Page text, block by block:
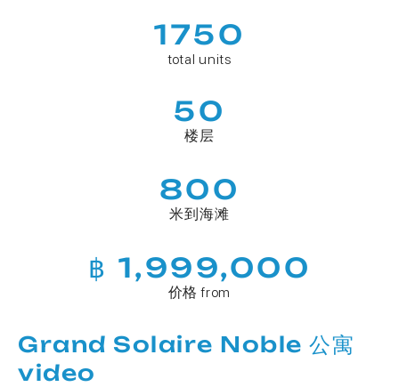
1750
total units
50
楼层
800
米到海滩
฿ 1,999,000
价格 from
Grand Solaire Noble 公寓
video